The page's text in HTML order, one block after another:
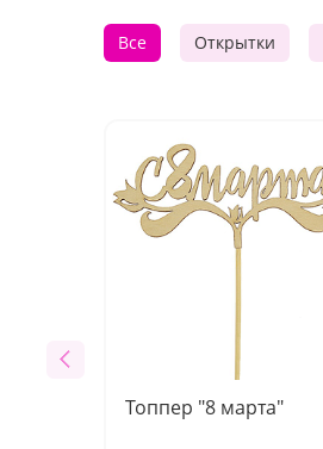
Все Открытки
Топпер "8 марта"